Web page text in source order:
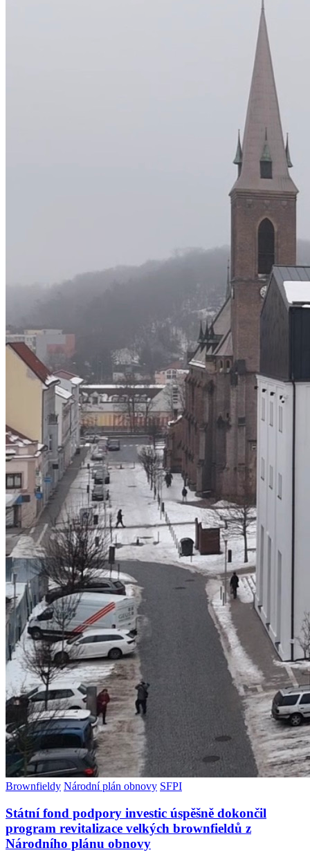
Brownfieldy Národní plán obnovy SFPI
Státní fond podpory investic úspěšně dokončil
program revitalizace velkých brownfieldů z
Národního plánu obnovy